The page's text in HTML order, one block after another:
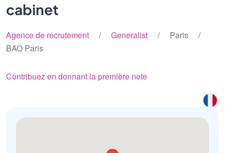
cabinet
Agence de recrutement / Generalist / Paris /
BAO Paris
Contribuez en donnant la première note